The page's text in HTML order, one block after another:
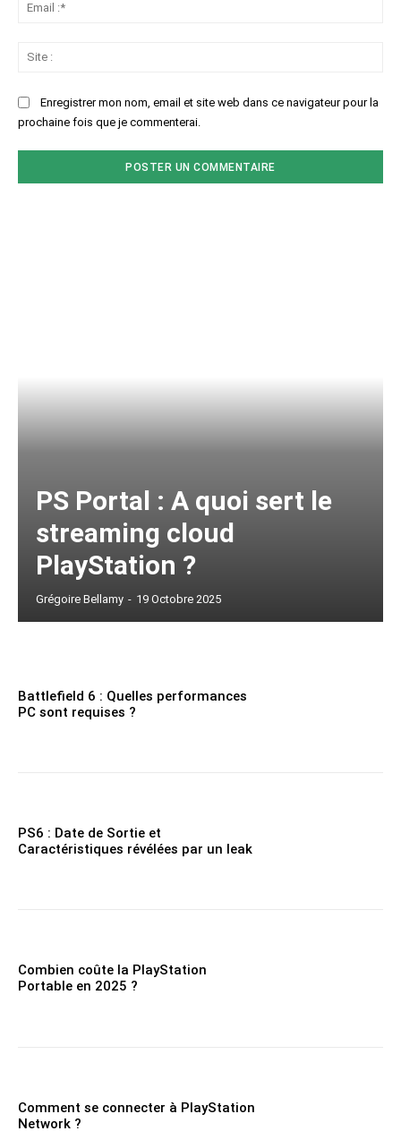
Enregistrer mon nom, email et site web dans ce navigateur pour la
prochaine fois que je commenterai.
PS Portal : A quoi sert le
streaming cloud
PlayStation ?
Grégoire Bellamy - 19 Octobre 2025
Battlefield 6 : Quelles performances
PC sont requises ?
PS6 : Date de Sortie et
Caractéristiques révélées par un leak
Combien coûte la PlayStation
Portable en 2025 ?
Comment se connecter à PlayStation
Network ?